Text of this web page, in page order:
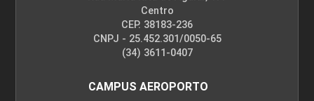
Centro
CEP. 38183-236
CNPJ - 25.452.301/0050-65
(34) 3611-0407
CAMPUS AEROPORTO